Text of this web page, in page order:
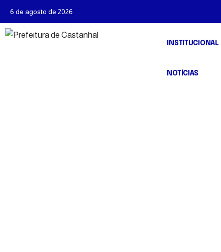
6 de agosto de 2026
INSTITUCIONAL
NOTÍCIAS